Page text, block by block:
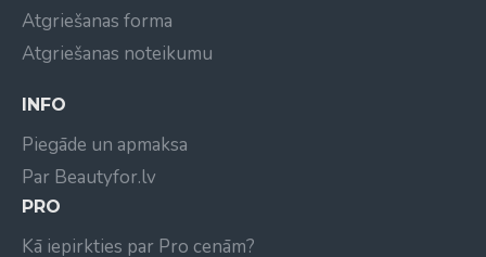
Atgriešanas forma
Atgriešanas noteikumu
INFO
Piegāde un apmaksa
Par Beautyfor.lv
PRO
Kā iepirkties par Pro cenām?